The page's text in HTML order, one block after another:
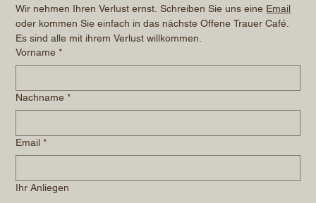
Wir nehmen Ihren Verlust ernst. Schreiben Sie uns eine Email
oder kommen Sie einfach in das nächste Offene Trauer Café.
Es sind alle mit ihrem Verlust willkommen.
Vorname *
Nachname *
Email *
Ihr Anliegen